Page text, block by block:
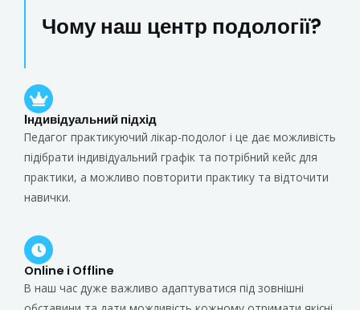
Чому наш центр подології?
Індивідуальний підхід
Педагог практикуючий лікар-подолог і це дає можливість
підібрати індивідуальний графік та потрібний кейс для
практики, а можливо повторити практику та відточити
навички.
Online і Offline
В наш час дуже важливо адаптуватися під зовнішні